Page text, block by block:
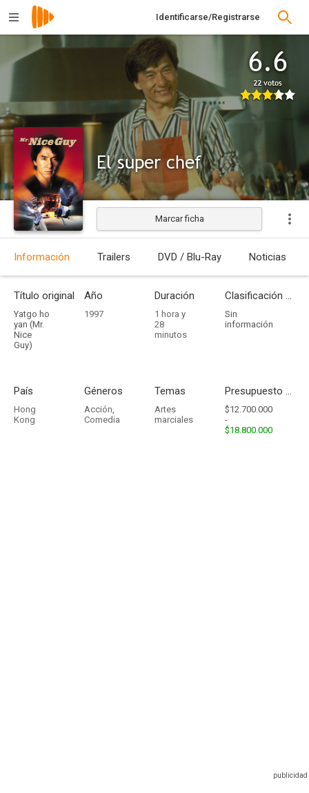
Identificarse/Registrarse
6.6
22 votos
El super chef
Estrenada
Marcar ficha
Información Trailers DVD / Blu-Ray Noticias
Título original
Yatgo ho
yan (Mr.
Nice
Guy)
Año
1997
Duración
1 hora y
28
minutos
Clasificación por edades
Sin
información
País
Hong
Kong
Géneros
Acción,
Comedia
Temas
Artes
marciales
Presupuesto - Ingresos
$12.700.000
-
$18.800.000